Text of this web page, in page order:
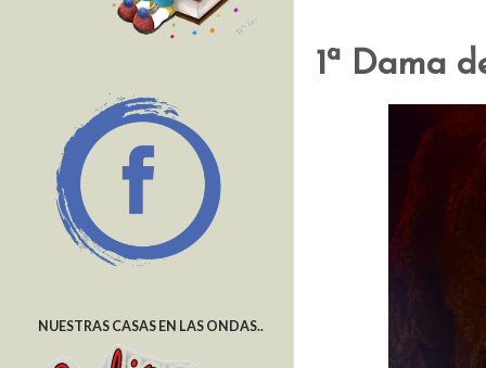
1ª Dama
NUESTRAS CASAS EN LAS ONDAS..